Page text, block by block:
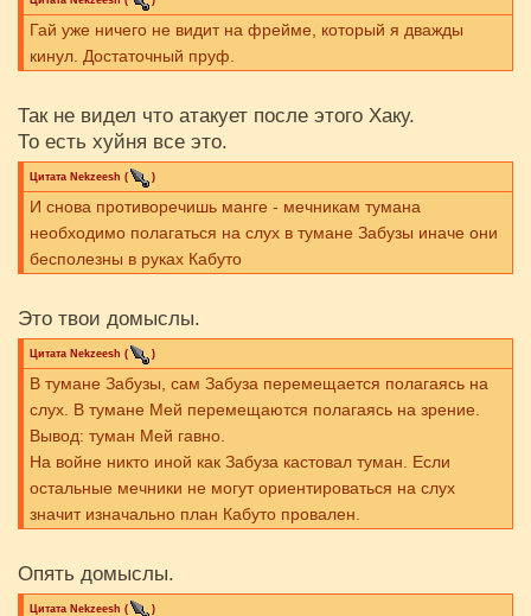
Гай уже ничего не видит на фрейме, который я дважды
кинул. Достаточный пруф.
Так не видел что атакует после этого Хаку.
То есть хуйня все это.
Цитата Nekzeesh ( )
И снова противоречишь манге - мечникам тумана
необходимо полагаться на слух в тумане Забузы иначе они
бесполезны в руках Кабуто
Это твои домыслы.
Цитата Nekzeesh ( )
В тумане Забузы, сам Забуза перемещается полагаясь на
слух. В тумане Мей перемещаются полагаясь на зрение.
Вывод: туман Мей гавно.
На войне никто иной как Забуза кастовал туман. Если
остальные мечники не могут ориентироваться на слух
значит изначально план Кабуто провален.
Опять домыслы.
Цитата Nekzeesh ( )